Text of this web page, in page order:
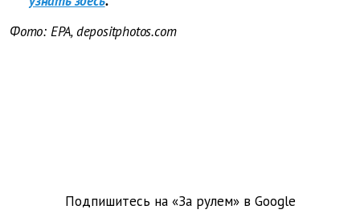
Фото: EPA, depositphotos.com
Подпишитесь на «За рулем» в Google